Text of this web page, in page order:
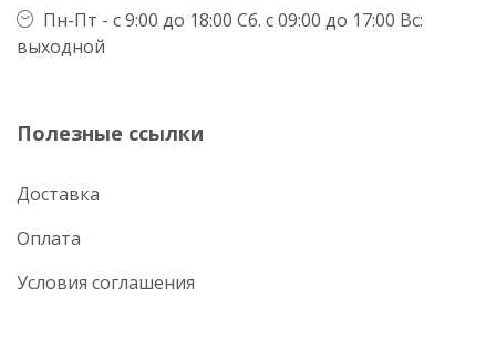
Пн-Пт - с 9:00 до 18:00 Сб. с 09:00 до 17:00 Вс:
выходной
Полезные ссылки
Доставка
Оплата
Условия соглашения